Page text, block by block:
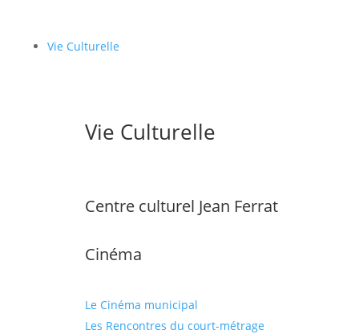
Vie Culturelle
Vie Culturelle
Centre culturel Jean Ferrat
Cinéma
Le Cinéma municipal
Les Rencontres du court-métrage